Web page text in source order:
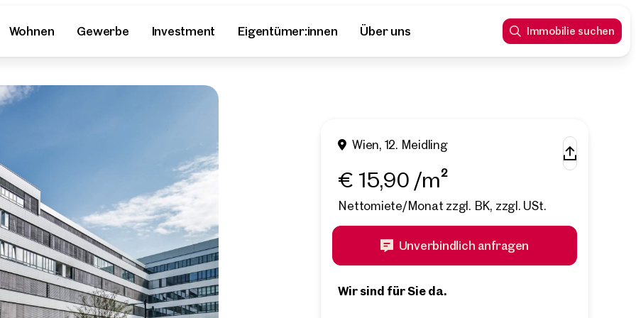
Wohnen Gewerbe Investment Eigentümer:innen Über uns Immobilie suchen
Wien, 12. Meidling
€ 15,90 /m²
Nettomiete/Monat zzgl. BK, zzgl. USt.
Unverbindlich anfragen
Wir sind für Sie da.